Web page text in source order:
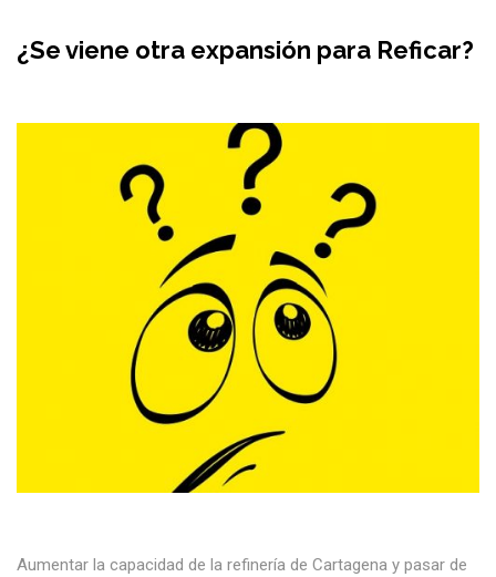
¿Se viene otra expansión para Reficar?
Aumentar la capacidad de la refinería de Cartagena y pasar de